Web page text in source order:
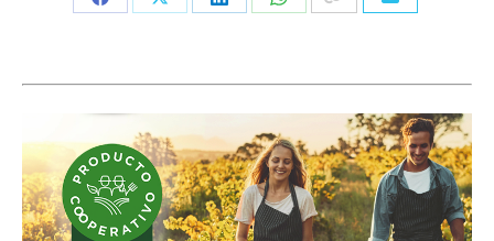
Share
Share
Share
Share